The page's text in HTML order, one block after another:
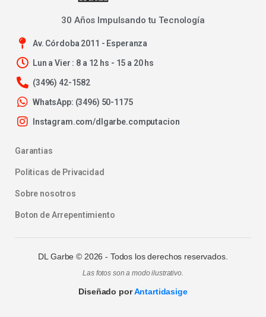
30 Años Impulsando tu Tecnología
Av. Córdoba 2011 - Esperanza
Lun a Vier : 8 a 12 hs - 15 a 20 hs
(3496) 42-1582
WhatsApp: (3496) 50-1175
Instagram.com/dlgarbe.computacion
Garantias
Politicas de Privacidad
Sobre nosotros
Boton de Arrepentimiento
DL Garbe © 2026 - Todos los derechos reservados.
Las fotos son a modo ilustrativo.
Diseñado porAntartidasige